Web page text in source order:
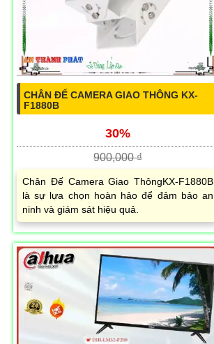
CHÂN ĐẾ CAMERA GIAO THÔNG KX-
F1880B
30%
900,000 ₫
Chân Đế Camera Giao ThôngKX-F1880B
là sự lựa chọn hoàn hảo để đảm bảo an
ninh và giám sát hiệu quả.